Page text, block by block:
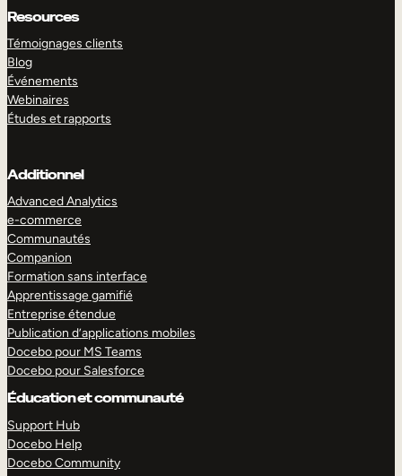
Resources
Témoignages clients
Blog
Événements
Webinaires
Études et rapports
Additionnel
Advanced Analytics
e-commerce
Communautés
Companion
Formation sans interface
Apprentissage gamifié
Entreprise étendue
Publication d’applications mobiles
Docebo pour MS Teams
Docebo pour Salesforce
Éducation et communauté
Support Hub
Docebo Help
Docebo Community